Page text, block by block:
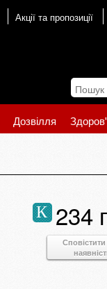
Акції та пропозиції
Дозвілля
234
К